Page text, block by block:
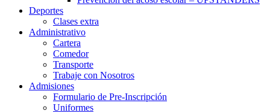
Deportes
Clases extra
Administrativo
Cartera
Comedor
Transporte
Trabaje con Nosotros
Admisiones
Formulario de Pre-Inscripción
Uniformes